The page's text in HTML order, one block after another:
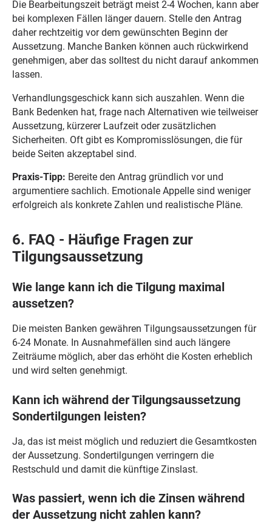
Die Bearbeitungszeit beträgt meist 2-4 Wochen, kann aber
bei komplexen Fällen länger dauern. Stelle den Antrag
daher rechtzeitig vor dem gewünschten Beginn der
Aussetzung. Manche Banken können auch rückwirkend
genehmigen, aber das solltest du nicht darauf ankommen
lassen.
Verhandlungsgeschick kann sich auszahlen. Wenn die
Bank Bedenken hat, frage nach Alternativen wie teilweiser
Aussetzung, kürzerer Laufzeit oder zusätzlichen
Sicherheiten. Oft gibt es Kompromisslösungen, die für
beide Seiten akzeptabel sind.
Praxis-Tipp: Bereite den Antrag gründlich vor und
argumentiere sachlich. Emotionale Appelle sind weniger
erfolgreich als konkrete Zahlen und realistische Pläne.
6. FAQ - Häufige Fragen zur
Tilgungsaussetzung
Wie lange kann ich die Tilgung maximal
aussetzen?
Die meisten Banken gewähren Tilgungsaussetzungen für
6-24 Monate. In Ausnahmefällen sind auch längere
Zeiträume möglich, aber das erhöht die Kosten erheblich
und wird selten genehmigt.
Kann ich während der Tilgungsaussetzung
Sondertilgungen leisten?
Ja, das ist meist möglich und reduziert die Gesamtkosten
der Aussetzung. Sondertilgungen verringern die
Restschuld und damit die künftige Zinslast.
Was passiert, wenn ich die Zinsen während
der Aussetzung nicht zahlen kann?